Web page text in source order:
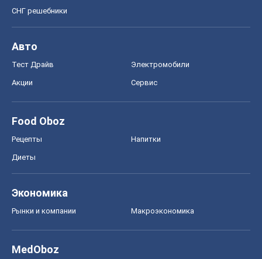
СНГ решебники
Авто
Тест Драйв Электромобили
Акции Сервис
Food Oboz
Рецепты Напитки
Диеты
Экономика
Рынки и компании Mакроэкономика
MedOboz